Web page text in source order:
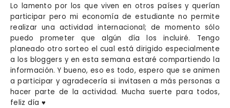
Lo lamento por los que viven en otros países y querían
participar pero mi economía de estudiante no permite
realizar una actividad internacional; de momento sólo
puedo prometer que algún día los incluiré. Tengo
planeado otro sorteo el cual está dirigido especialmente
a los bloggers y en esta semana estaré compartiendo la
información. Y bueno, eso es todo, espero que se animen
a participar y agradecería si invitasen a más personas a
hacer parte de la actividad. Mucha suerte para todos,
feliz día ♥